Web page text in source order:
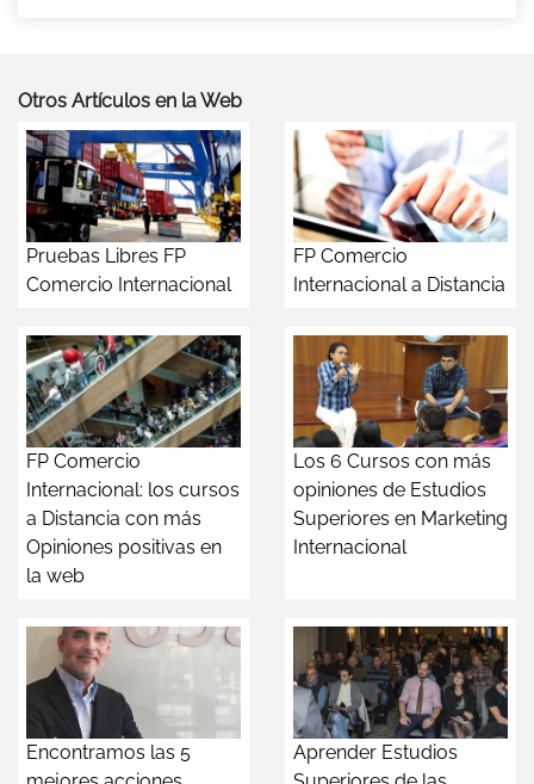
Otros Artículos en la Web
Pruebas Libres FP
Comercio Internacional
FP Comercio
Internacional a Distancia
FP Comercio
Internacional: los cursos
a Distancia con más
Opiniones positivas en
la web
Los 6 Cursos con más
opiniones de Estudios
Superiores en Marketing
Internacional
Encontramos las 5
Aprender Estudios